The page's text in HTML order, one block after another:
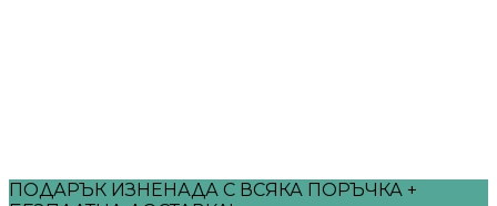
ПОДАРЪК ИЗНЕНАДА С ВСЯКА ПОРЪЧКА +